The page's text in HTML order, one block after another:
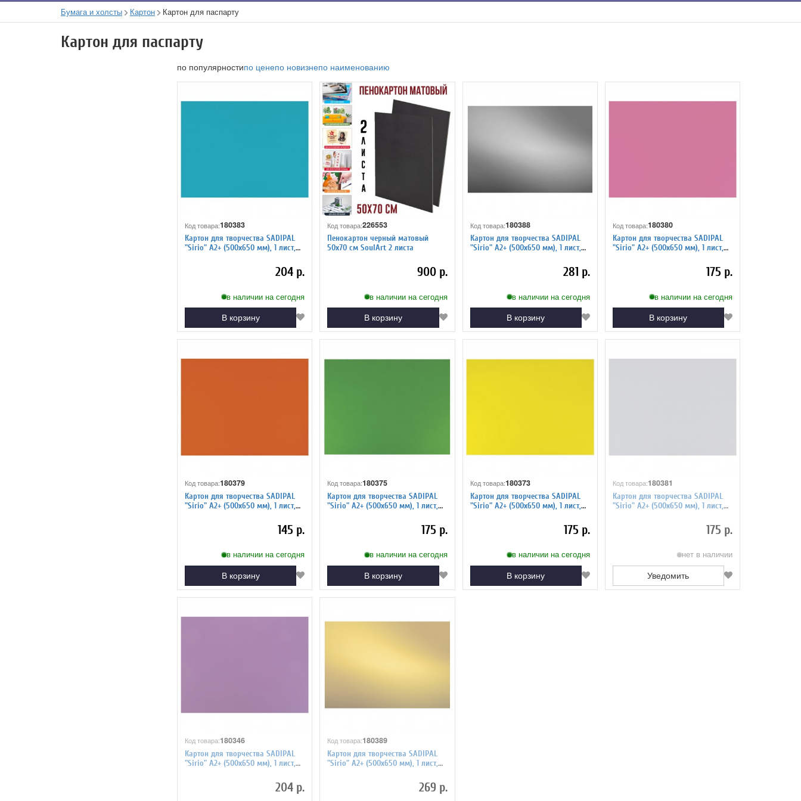
Бумага и холсты Картон Картон для паспарту
Картон для паспарту
по популярностипо ценепо новизнепо наименованию
Код товара:180383
Картон для творчества SADIPAL
"Sirio" А2+ (500х650 мм), 1 лист,
204 р.
в наличии на сегодня
В корзину
Код товара:226553
Пенокартон черный матовый
50х70 см SoulArt 2 листа
900 р.
в наличии на сегодня
В корзину
Код товара:180388
Картон для творчества SADIPAL
"Sirio" А2+ (500х650 мм), 1 лист,
281 р.
в наличии на сегодня
В корзину
Код товара:180380
Картон для творчества SADIPAL
"Sirio" А2+ (500х650 мм), 1 лист,
175 р.
в наличии на сегодня
В корзину
Код товара:180379
Картон для творчества SADIPAL
"Sirio" А2+ (500х650 мм), 1 лист,
145 р.
в наличии на сегодня
В корзину
Код товара:180375
Картон для творчества SADIPAL
"Sirio" А2+ (500х650 мм), 1 лист,
175 р.
в наличии на сегодня
В корзину
Код товара:180373
Картон для творчества SADIPAL
"Sirio" А2+ (500х650 мм), 1 лист,
175 р.
в наличии на сегодня
В корзину
Код товара:180381
Картон для творчества SADIPAL
"Sirio" А2+ (500х650 мм), 1 лист,
175 р.
нет в наличии
Уведомить
Код товара:180346
Картон для творчества SADIPAL
"Sirio" А2+ (500х650 мм), 1 лист,
204 р.
Код товара:180389
Картон для творчества SADIPAL
"Sirio" А2+ (500х650 мм), 1 лист,
269 р.